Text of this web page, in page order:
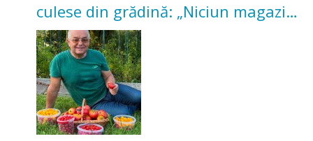
culese din grădină: „Niciun magazin
nu poate oferi această satisfacție”